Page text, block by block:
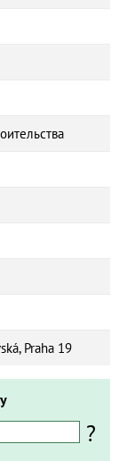
Praha 19
?